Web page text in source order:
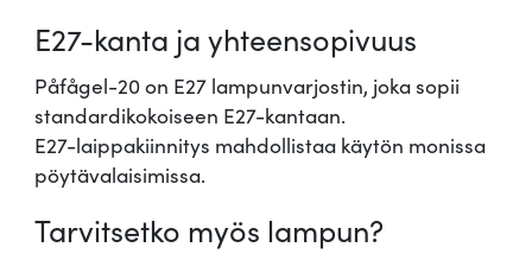
E27-kanta ja yhteensopivuus
Påfågel-20 on E27 lampunvarjostin, joka sopii
standardikokoiseen E27-kantaan.
E27-laippakiinnitys mahdollistaa käytön monissa
pöytävalaisimissa.
Tarvitsetko myös lampun?